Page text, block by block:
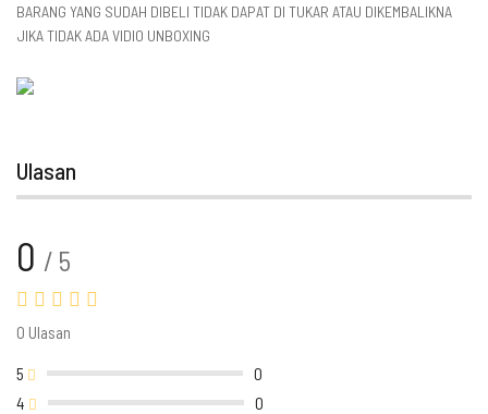
BARANG YANG SUDAH DIBELI TIDAK DAPAT DI TUKAR ATAU DIKEMBALIKNA
JIKA TIDAK ADA VIDIO UNBOXING
Ulasan
0 / 5
0 Ulasan
5
0
4
0